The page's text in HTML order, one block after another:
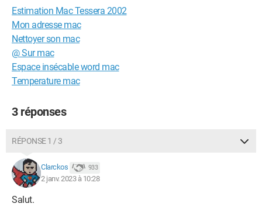
Estimation Mac Tessera 2002
Mon adresse mac
Nettoyer son mac
@ Sur mac
Espace insécable word mac
Temperature mac
3 réponses
RÉPONSE 1 / 3
Clarckos 933
2 janv. 2023 à 10:28
Salut.